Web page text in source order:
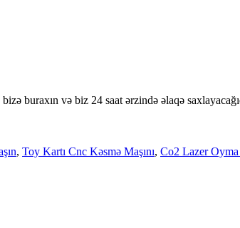
buraxın və biz 24 saat ərzində əlaqə
, Toy Kartı Cnc Kəsmə Maşını, Co2 Lazer Oyma